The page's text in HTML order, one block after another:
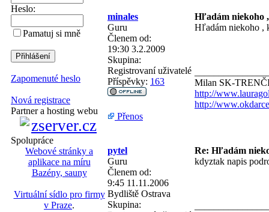
Heslo:
Pamatuj si mně
Zapomenuté heslo
Nová registrace
Partner a hosting webu
Spolupráce
Webové stránky a
aplikace na míru
Bazény, sauny
Virtuální sídlo pro firmy
v Praze.
minales
Hľadám niekoho
Guru
Členem od:
19:30 3.2.2009
Skupina:
Registrovaní uživatelé
Příspěvky: 163
Hľadám niekoho ,
Milan SK-
http://
http://
Přenos
pytel
Re: Hľadám
Guru
Členem od:
9:45 11.11.2006
Bydliště Ostrava
Skupina:
kdyztak napis